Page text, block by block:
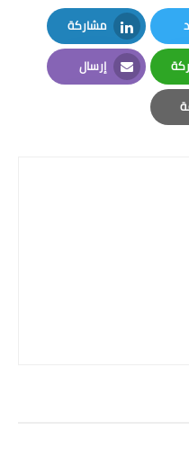
مشاركة
LinkedIn
إرسال
Email